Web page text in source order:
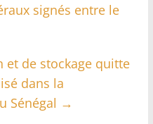
signés entre le
et de stockage quitte
dans la
Sénégal →